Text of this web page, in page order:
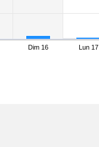
Dim 16 Lun 17